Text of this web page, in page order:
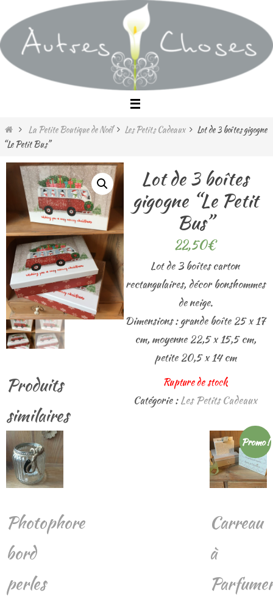
vers
le
contenu
HomeLa Petite Boutique de Noël Les Petits Cadeaux
Lot de 3 boîtes gigogne
“Le Petit Bus”
Lot de 3 boîtes
gigogne “Le Petit
Bus”
22,50€
Lot de 3 boîtes carton
rectangulaires, décor bonshommes
de neige.
Dimensions : grande boîte 25 x 17
cm, moyenne 22,5 x 15,5 cm,
petite 20,5 x 14 cm
Rupture de stock
Catégorie :Les Petits Cadeaux
Produits
similaires
Photophore
bord
perles
Promo !
Carreau
à